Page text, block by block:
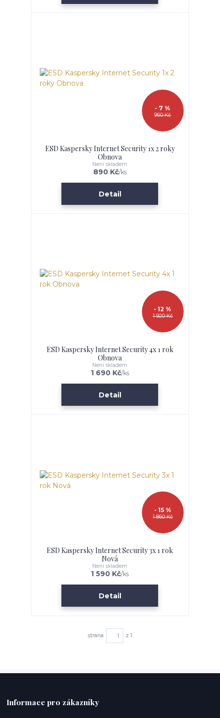
960 Kč
- 7 %
ESD Kaspersky Internet Security 1x 2 roky
Obnova
890 Kč/ks
Není skladem
Detail
1 920 Kč
- 12 %
ESD Kaspersky Internet Security 4x 1 rok
Obnova
1 690 Kč/ks
Není skladem
Detail
1 860 Kč
- 15 %
ESD Kaspersky Internet Security 3x 1 rok
Nová
1 590 Kč/ks
Není skladem
Detail
strana z 1
Informace pro zákazníky